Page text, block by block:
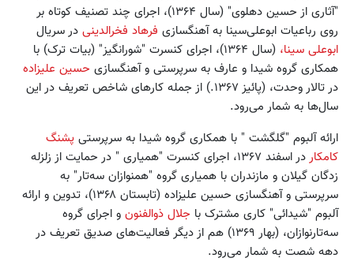
"آثاری از حسین دهلوی" (سال ۱۳۶۴)، اجرای چند تصنیف کوتاه بر
روی رباعیات ابوعلی‌سینا به آهنگسازی فرهاد فخرالدینی در سریال
ابوعلی سینا،
(سال ۱۳۶۴)، اجرای کنسرت "شورانگیز" (بیات ترک) با
همکاری گروه شیدا و عارف به سرپرستی و آهنگسازی حسین علیزاده
در تالار وحدت، (پائیز ۱۳۶۷.) از جمله کارهای شاخص تعریف در این
سال‌ها به شمار می‌رود.
ارائه آلبوم "گلگشت " با همکاری گروه شیدا به سرپرستی پشنگ
کامکار
در اسفند ۱۳۶۷، اجرای کنسرت "همیاری " در حمایت از زلزله
زدگان گیلان و مازندران با همیاری گروه "همنوازان سه‌تار" به
سرپرستی و آهنگسازی حسین علیزاده (تابستان ۱۳۶۸)، تدوین و ارائه
آلبوم "شیدائی" کاری مشترک با جلال ذوالفنون و اجرای گروه
سه‌تارنوازان، (بهار ۱۳۶۹) هم از دیگر فعالیت‌های صدیق تعریف در
دهه شصت به شمار می‌رود.